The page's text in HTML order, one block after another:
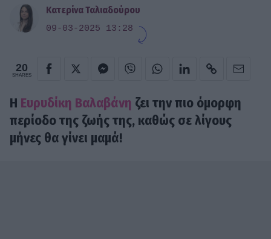
Κατερίνα Ταλιαδούρου
09-03-2025 13:28
20
SHARES
Η Ευρυδίκη Βαλαβάνη ζει την πιο όμορφη
περίοδο της ζωής της, καθώς σε λίγους
μήνες θα γίνει μαμά!